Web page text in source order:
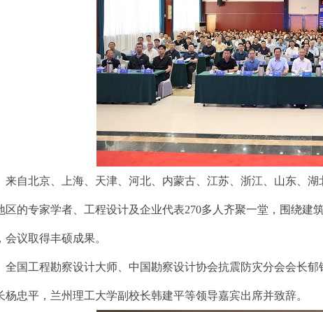
来自北京、上海、天津、河北、内蒙古、江苏、浙江、山东、
区的专家学者、工程设计及企业代表270多人齐聚一堂，围绕建
会议取得丰硕成果。
全国工程勘察设计大师、中国勘察设计协会抗震防灾分会会长
杨忠平，兰州理工大学副校长韩建平等领导嘉宾出席并致辞。